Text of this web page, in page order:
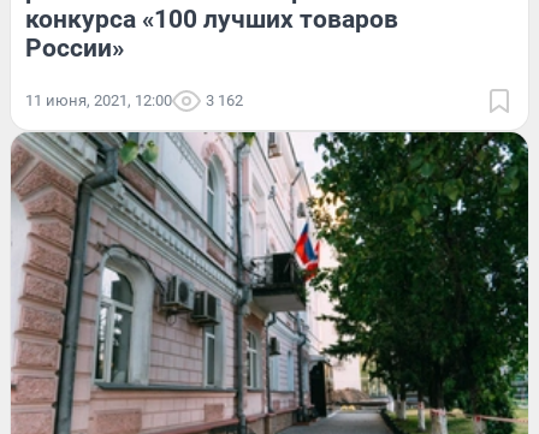
конкурса «100 лучших товаров
России»
11 июня, 2021, 12:00 3 162